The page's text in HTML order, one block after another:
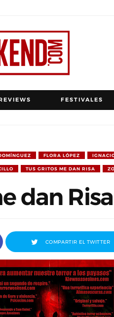
FESTIVALES
FLORA LÓPEZ
TUS GRITOS ME DAN RISA
dan
COMPARTIR EL TWITTER